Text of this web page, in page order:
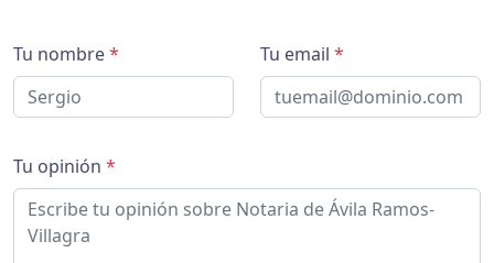
Tu nombre* Tu email *
Tu opinión *